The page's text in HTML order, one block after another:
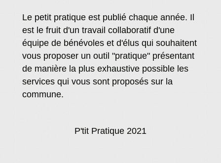
Le petit pratique est publié chaque année. Il
est le fruit d'un travail collaboratif d'une
équipe de bénévoles et d'élus qui souhaitent
vous proposer un outil "pratique" présentant
de manière la plus exhaustive possible les
services qui vous sont proposés sur la
commune.
P'tit Pratique 2021